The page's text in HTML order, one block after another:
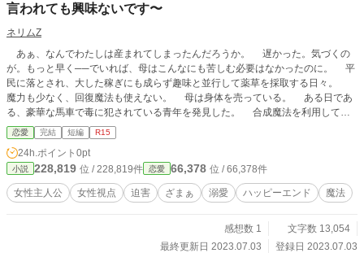
言われても興味ないです〜
ネリムZ
あぁ、なんでわたしは産まれてしまったんだろうか。 遅かった。気づくの
が。もっと早く──でいれば、母はこんなにも苦しむ必要はなかったのに。 平
民に落とされ、大した稼ぎにも成らず趣味と並行して薬草を採取する日々。
魔力も少なく、回復魔法も使えない。 母は身体を売っている。 ある日であ
る、豪華な馬車で毒に犯されている青年を発見した。 合成魔法を利用して即
席のポーションで毒の進行を遅らせて、なんとか治療できたらしい。 その青
年はなんと、魔法の先駆者と呼ばれる帝国の皇帝であった。 そんな皇帝から
合成魔法は未だ発見されてない高度な技術だと聞かされて⋯⋯。 母に捨てら
れた事をきっかけに皇帝と共に魔法帝国に行く事にした。 その後の我が故郷
は、美しかった水が徐々に汚くなっていくようだが、その事をわたしは知らな
い。
恋愛 完結 短編 R15
24h.ポイント 0pt
小説 228,819 位 / 228,819件 恋愛 66,378 位 / 66,378件
女性主人公 女性視点 迫害 ざまぁ 溺愛 ハッピーエンド 魔法
感想数 1
文字数 13,054
最終更新日 2023.07.03
登録日 2023.07.03